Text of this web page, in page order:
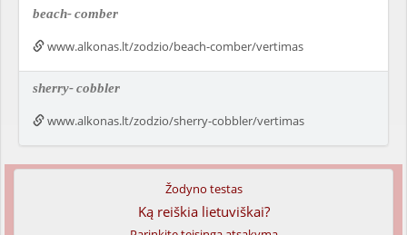
beach-comber
www.alkonas.lt/zodzio/beach-comber/vertimas
sherry-cobbler
www.alkonas.lt/zodzio/sherry-cobbler/vertimas
Žodyno testas
Ką reiškia lietuviškai?